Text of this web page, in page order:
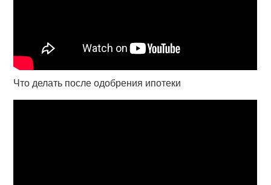
Что делать после одобрения ипотеки